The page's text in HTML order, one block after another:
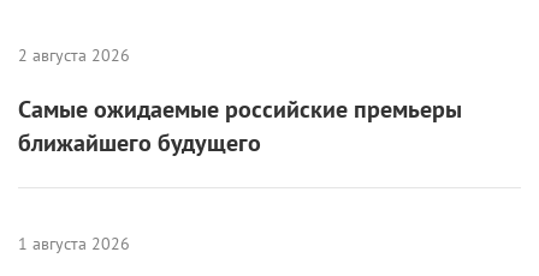
2 августа 2026
Самые ожидаемые российские премьеры
ближайшего будущего
1 августа 2026